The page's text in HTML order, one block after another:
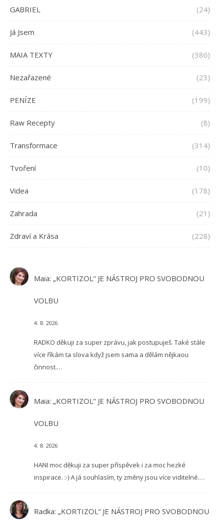
GABRIEL (24)
Já Jsem (443)
MAIA TEXTY (386)
Nezařazené (23)
PENÍZE (199)
Raw Recepty (8)
Transformace (314)
Tvoření (10)
Videa (178)
Zahrada (21)
Zdraví a Krása (228)
Maia: „KORTIZOL“ JE NÁSTROJ PRO SVOBODNOU
VOLBU
4. 8. 2026
RADKO děkuji za super zprávu, jak postupuješ. Také stále
více říkám ta slova když jsem sama a dělám nějkaou
činnost.…
Maia: „KORTIZOL“ JE NÁSTROJ PRO SVOBODNOU
VOLBU
4. 8. 2026
HANI moc děkuji za super příspěvek i za moc hezké
inspirace. :-) A já souhlasím, ty změny jsou více viditelné.…
Radka: „KORTIZOL“ JE NÁSTROJ PRO SVOBODNOU